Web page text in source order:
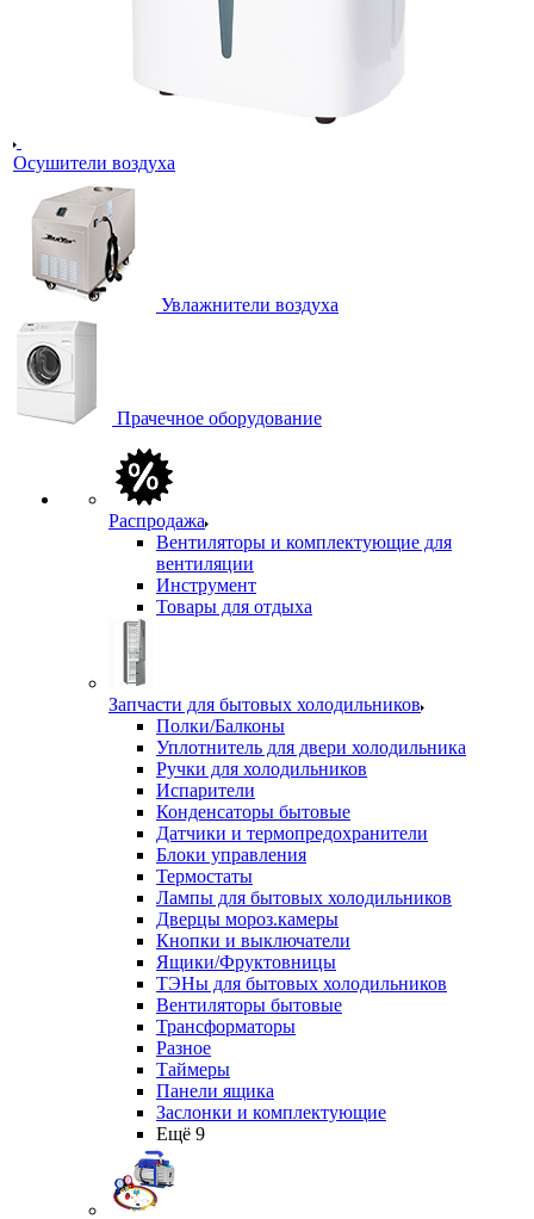
Осушители воздуха
Увлажнители воздуха
Прачечное оборудование
Распродажа
Вентиляторы и комплектующие для
вентиляции
Инструмент
Товары для отдыха
Запчасти для бытовых холодильников
Полки/Балконы
Уплотнитель для двери холодильника
Ручки для холодильников
Испарители
Конденсаторы бытовые
Датчики и термопредохранители
Блоки управления
Термостаты
Лампы для бытовых холодильников
Дверцы мороз.камеры
Кнопки и выключатели
Ящики/Фруктовницы
ТЭНы для бытовых холодильников
Вентиляторы бытовые
Трансформаторы
Разное
Таймеры
Панели ящика
Заслонки и комплектующие
Ещё 9